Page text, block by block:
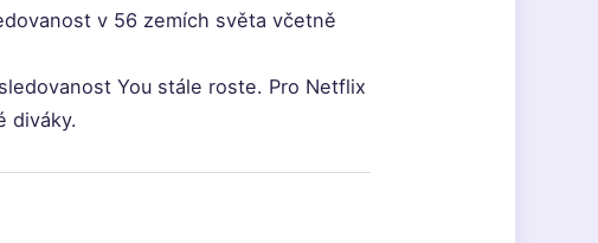
v 56 zemích světa včetně
You stále roste. Pro Netflix
diváky.